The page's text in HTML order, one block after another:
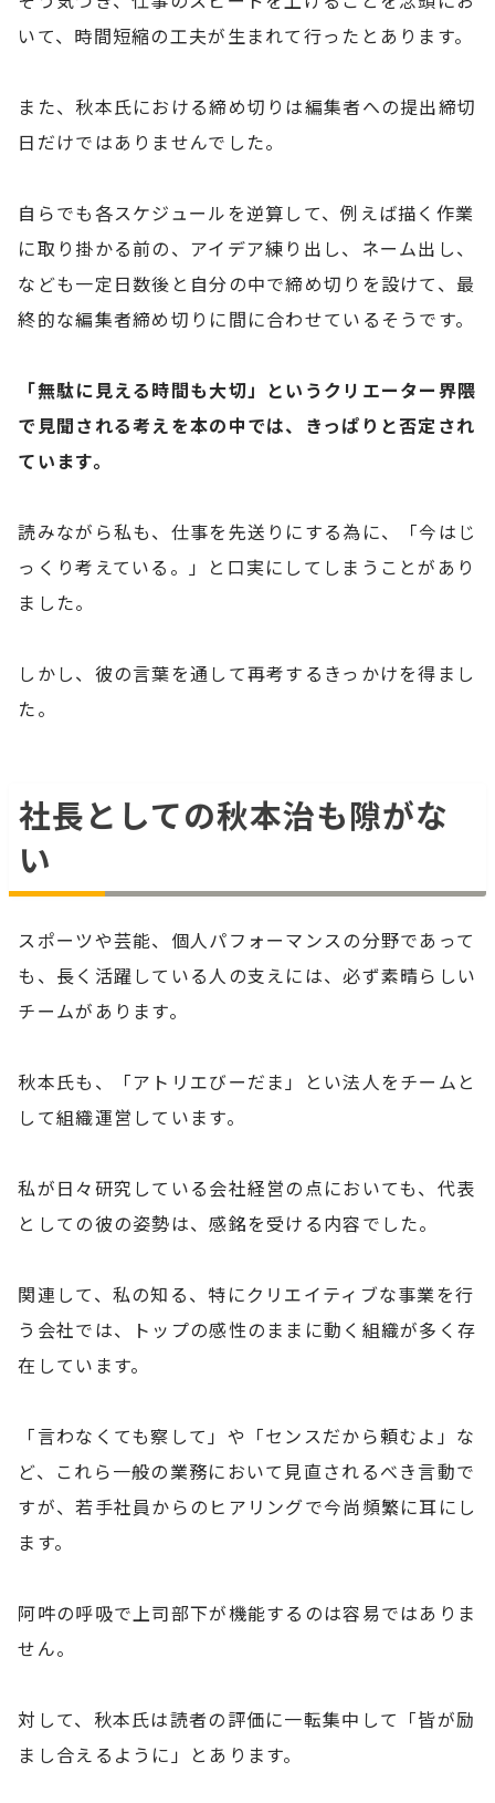
いて、時間短縮の工夫が生まれて行ったとあります。
また、秋本氏における締め切りは編集者への提出締切
日だけではありませんでした。
自らでも各スケジュールを逆算して、例えば描く作業
に取り掛かる前の、アイデア練り出し、ネーム出し、
なども一定日数後と自分の中で締め切りを設けて、最
終的な編集者締め切りに間に合わせているそうです。
「無駄に見える時間も大切」というクリエーター界隈
で見聞される考えを本の中では、きっぱりと否定され
ています。
読みながら私も、仕事を先送りにする為に、「今はじ
っくり考えている。」と口実にしてしまうことがあり
ました。
しかし、彼の言葉を通して再考するきっかけを得まし
た。
社長としての秋本治も隙がな
い
スポーツや芸能、個人パフォーマンスの分野であって
も、長く活躍している人の支えには、必ず素晴らしい
チームがあります。
秋本氏も、「アトリエびーだま」とい法人をチームと
して組織運営しています。
私が日々研究している会社経営の点においても、代表
としての彼の姿勢は、感銘を受ける内容でした。
関連して、私の知る、特にクリエイティブな事業を行
う会社では、トップの感性のままに動く組織が多く存
在しています。
「言わなくても察して」や「センスだから頼むよ」な
ど、これら一般の業務において見直されるべき言動で
すが、若手社員からのヒアリングで今尚頻繁に耳にし
ます。
阿吽の呼吸で上司部下が機能するのは容易ではありま
せん。
対して、秋本氏は読者の評価に一転集中して「皆が励
まし合えるように」とあります。